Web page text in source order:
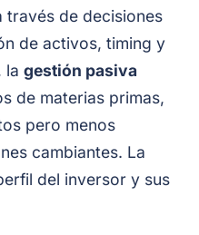
través de decisiones
de activos, timing y
la gestión pasiva
de materias primas,
pero menos
cambiantes. La
del inversor y sus